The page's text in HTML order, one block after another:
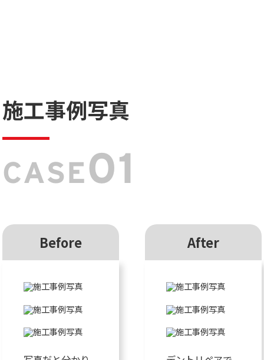
施工事例写真
CASE01
Before After